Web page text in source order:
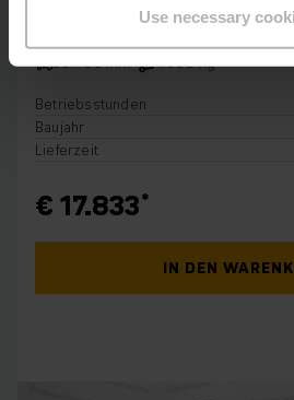
Use necessary
3.700 mm
1.300 kg
Betriebsstunden
Baujahr
Lieferzeit
€ 17.833
IN DEN